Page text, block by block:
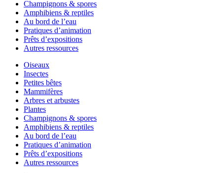
Champignons & spores
Amphibiens & reptiles
Au bord de l’eau
Pratiques d’animation
Prêts d’expositions
Autres ressources
Oiseaux
Insectes
Petites bêtes
Mammifères
Arbres et arbustes
Plantes
Champignons & spores
Amphibiens & reptiles
Au bord de l’eau
Pratiques d’animation
Prêts d’expositions
Autres ressources